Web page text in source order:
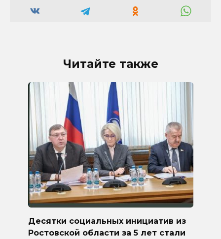
Читайте также
Десятки социальных инициатив из
Ростовской области за 5 лет стали